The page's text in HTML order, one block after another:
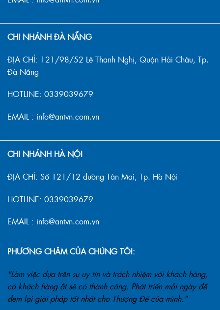
CHI NHÁNH ĐÀ NẴNG
ĐỊA CHỈ: 121/98/52 Lê Thanh Nghị, Quận Hải Châu, Tp.
Đà Nẵng
HOTLINE: 0339039679
EMAIL : info@antvn.com.vn
CHI NHÁNH HÀ NỘI
ĐỊA CHỈ: Số 121/12 đường Tân Mai, Tp. Hà Nội
HOTLINE: 0339039679
EMAIL : info@antvn.com.vn
PHƯƠNG CHÂM CỦA CHÚNG TÔI:
"Làm việc dựa trên sự uy tín và trách nhiệm với khách hàng,
có khách hàng ắt sẽ có thành công. Phát triển mỗi ngày để
đem lại giải pháp tốt nhất cho Thượng Đế của mình."